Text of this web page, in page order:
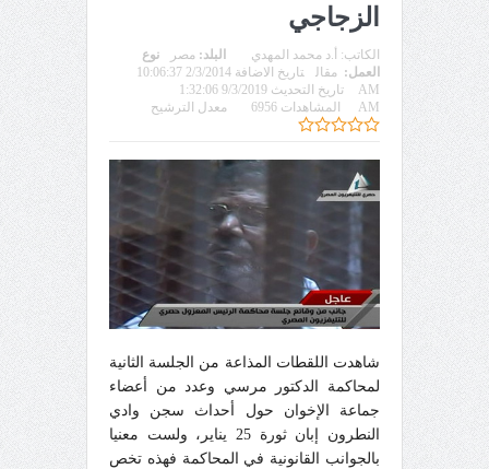
الزجاجي
الكاتب: أ.د محمد المهدي البلد: مصر
نوع
العمل: مقال
تاريخ الاضافة 2/3/2014 10:06:37
AM
تاريخ التحديث 9/3/2019 1:32:06
AM
المشاهدات 6956 معدل الترشيح
شاهدت اللقطات المذاعة من الجلسة الثانية
لمحاكمة الدكتور مرسي وعدد من أعضاء
جماعة الإخوان حول أحداث سجن وادي
النطرون إبان ثورة 25 يناير، ولست معنيا
بالجوانب القانونية في المحاكمة فهذه تخص